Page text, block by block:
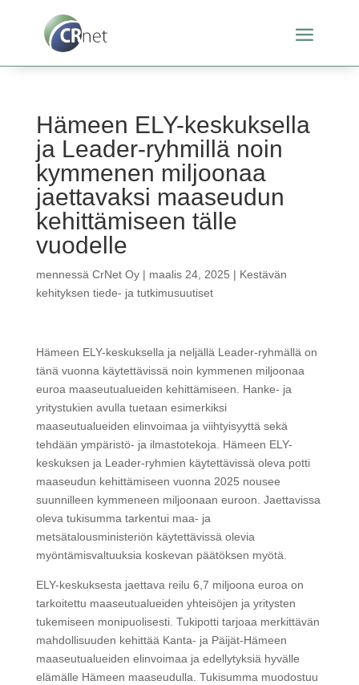
Hämeen ELY-keskuksella
ja Leader-ryhmillä noin
kymmenen miljoonaa
jaettavaksi maaseudun
kehittämiseen tälle
vuodelle
mennessä CrNet Oy| maalis 24, 2025 | Kestävän
kehityksen tiede- ja tutkimusuutiset
Hämeen ELY-keskuksella ja neljällä Leader-ryhmällä on
tänä vuonna käytettävissä noin kymmenen miljoonaa
euroa maaseutualueiden kehittämiseen. Hanke- ja
yritystukien avulla tuetaan esimerkiksi
maaseutualueiden elinvoimaa ja viihtyisyyttä sekä
tehdään ympäristö- ja ilmastotekoja. Hämeen ELY-
keskuksen ja Leader-ryhmien käytettävissä oleva potti
maaseudun kehittämiseen vuonna 2025 nousee
suunnilleen kymmeneen miljoonaan euroon. Jaettavissa
oleva tukisumma tarkentui maa- ja
metsätalousministeriön käytettävissä olevia
myöntämisvaltuuksia koskevan päätöksen myötä.
ELY-keskuksesta jaettava reilu 6,7 miljoona euroa on
tarkoitettu maaseutualueiden yhteisöjen ja yritysten
tukemiseen monipuolisesti. Tukipotti tarjoaa merkittävän
mahdollisuuden kehittää Kanta- ja Päijät-Hämeen
maaseutualueiden elinvoimaa ja edellytyksiä hyvälle
elämälle Hämeen maaseudulla. Tukisumma muodostuu